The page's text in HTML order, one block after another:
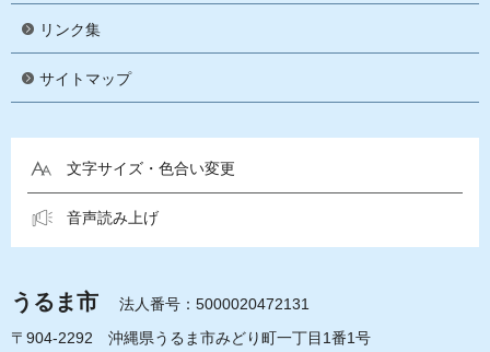
リンク集
サイトマップ
文字サイズ・色合い変更
音声読み上げ
うるま市
法人番号：5000020472131
〒904-2292 沖縄県うるま市みどり町一丁目1番1号